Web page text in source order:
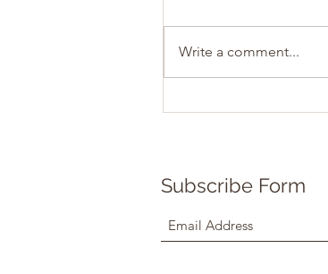
Write a comment...
Subscribe Form